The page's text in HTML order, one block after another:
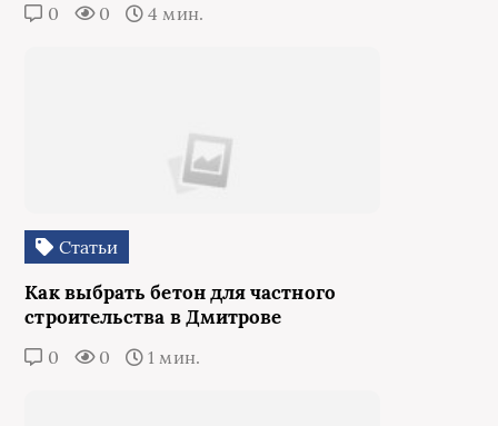
0 0 4 мин.
Статьи
Как выбрать бетон для частного
строительства в Дмитрове
0 0 1 мин.